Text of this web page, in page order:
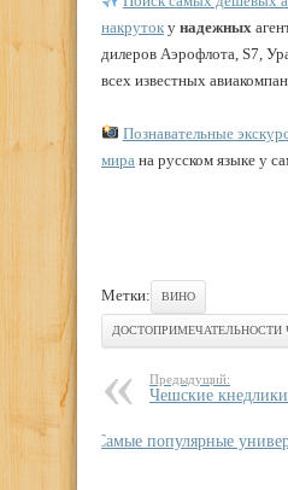
накруток у надежных
дилеров Аэрофлота, S7,
всех известных
Познавательные
мира на русском языке у
Метки: ВИНО
ДОСТОПРИМЕЧАТЕЛЬНОСТИ
Предыдущий:
Чешские кнедлики
Самые популярные